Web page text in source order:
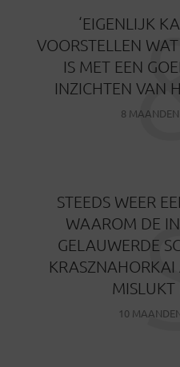
‘EIGENLIJK
VOORSTELLEN
IS MET EEN
INZICHTEN VAN
8 MAANDEN
STEEDS WEER
WAAROM DE
GELAUWERDE
MISLUKT
10